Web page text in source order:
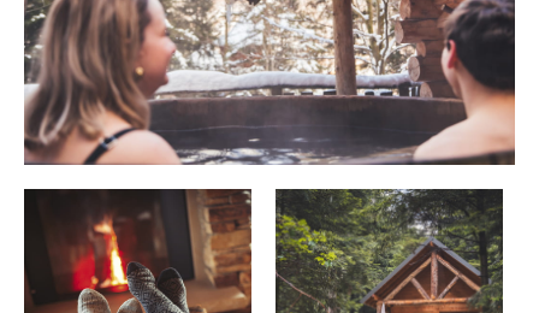
Insolito
Gastronomia
Benessere
Cultura & patrimonio
Know-how
Viaggio responsabile